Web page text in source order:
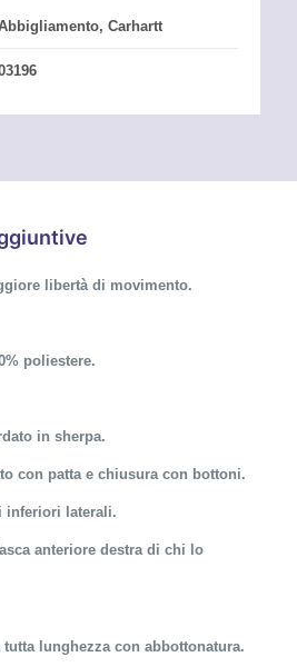
, Carhartt
libertà di movimento.
poliestere.
in sherpa.
con patta e chiusura con bottoni.
inferiori laterali.
anteriore destra di chi lo
lunghezza con abbottonatura.